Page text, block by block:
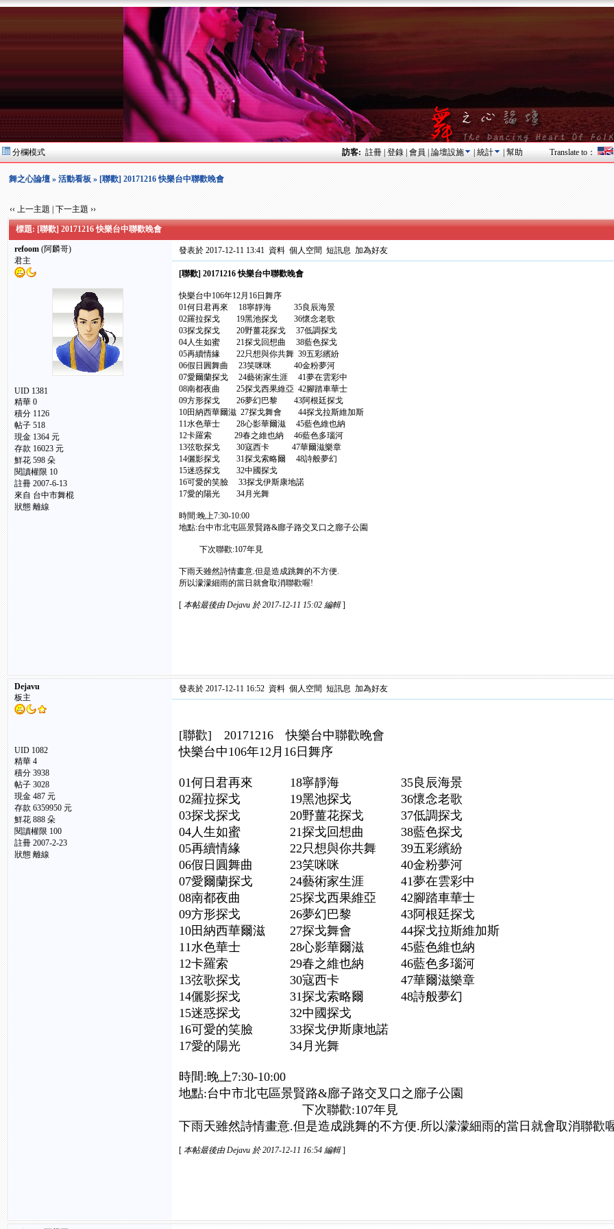
分欄模式 訪客: 註冊| 登錄| 會員 論壇設施 統計 幫助 Translate to：
舞之心論壇 »活動看板 » [聯歡] 20171216 快樂台中聯歡晚會
‹‹ 上一主題 下一主題 ››
標題: [聯歡] 20171216 快樂台中聯歡晚會
refoom (阿麟哥)
君主
UID 1381
精華 0
積分 1126
帖子 518
現金 1364 元
存款 16023 元
鮮花 598 朵
閱讀權限 10
註冊 2007-6-13
來自 台中市舞棍
狀態 離線
發表於 2017-12-11 13:41 資料 個人空間 短訊息 加為好友
[聯歡] 20171216 快樂台中聯歡晚會
快樂台中106年12月16日舞序
01何日君再來 18寧靜海 35良辰海景
02羅拉探戈 19黑池探戈 36懷念老歌
03探戈探戈 20野薑花探戈 37低調探戈
04人生如蜜 21探戈回想曲 38藍色探戈
05再續情緣 22只想與你共舞 39五彩繽紛
06假日圓舞曲 23笑咪咪 40金粉夢河
07愛爾蘭探戈 24藝術家生涯 41夢在雲彩中
08南都夜曲 25探戈西果維亞 42腳踏車華士
09方形探戈 26夢幻巴黎 43阿根廷探戈
10田納西華爾滋 27探戈舞會 44探戈拉斯維加斯
11水色華士 28心影華爾滋 45藍色維也納
12卡羅索 29春之維也納 46藍色多瑙河
13弦歌探戈 30寇西卡 47華爾滋樂章
14儷影探戈 31探戈索略爾 48詩般夢幻
15迷惑探戈 32中國探戈
16可愛的笑臉 33探戈伊斯康地諾
17愛的陽光 34月光舞
時間:晚上7:30-10:00
地點:台中市北屯區景賢路&廍子路交叉口之廍子公園
下次聯歡:107年見
下雨天雖然詩情畫意.但是造成跳舞的不方便.
所以濛濛細雨的當日就會取消聯歡喔!
[ 本帖最後由 Dejavu 於 2017-12-11 15:02 編輯]
Dejavu
板主
UID 1082
精華4
積分 3938
帖子 3028
現金 487 元
存款 6359950 元
鮮花 888 朵
閱讀權限 100
註冊 2007-2-23
狀態 離線
發表於 2017-12-11 16:52 資料 個人空間 短訊息 加為好友
[聯歡] 20171216 快樂台中聯歡晚會
快樂台中106年12月16日舞序
01何日君再來 18寧靜海 35良辰海景
02羅拉探戈 19黑池探戈 36懷念老歌
03探戈探戈 20野薑花探戈 37低調探戈
04人生如蜜 21探戈回想曲 38藍色探戈
05再續情緣 22只想與你共舞 39五彩繽紛
06假日圓舞曲 23笑咪咪 40金粉夢河
07愛爾蘭探戈 24藝術家生涯 41夢在雲彩中
08南都夜曲 25探戈西果維亞 42腳踏車華士
09方形探戈 26夢幻巴黎 43阿根廷探戈
10田納西華爾滋 27探戈舞會 44探戈拉斯維加斯
11水色華士 28心影華爾滋 45藍色維也納
12卡羅索 29春之維也納 46藍色多瑙河
13弦歌探戈 30寇西卡 47華爾滋樂章
14儷影探戈 31探戈索略爾 48詩般夢幻
15迷惑探戈 32中國探戈
16可愛的笑臉 33探戈伊斯康地諾
17愛的陽光 34月光舞
時間:晚上7:30-10:00
地點:台中市北屯區景賢路&廍子路交叉口之廍子公園
下次聯歡:107年見
下雨天雖然詩情畫意.但是造成跳舞的不方便.所以濛濛細雨的當日就會取消聯歡
[ 本帖最後由 Dejavu 於 2017-12-11 16:54 編輯]